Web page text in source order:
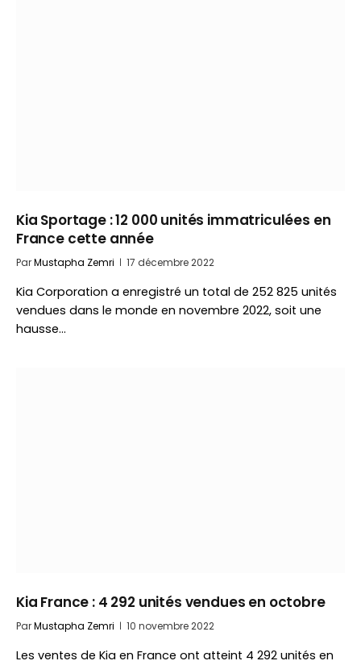
Kia Sportage : 12 000 unités immatriculées en
France cette année
ParMustapha Zemri 17 décembre 2022
Kia Corporation a enregistré un total de 252 825 unités
vendues dans le monde en novembre 2022, soit une
hausse…
Kia France : 4 292 unités vendues en octobre
ParMustapha Zemri 10 novembre 2022
Les ventes de Kia en France ont atteint 4 292 unités en